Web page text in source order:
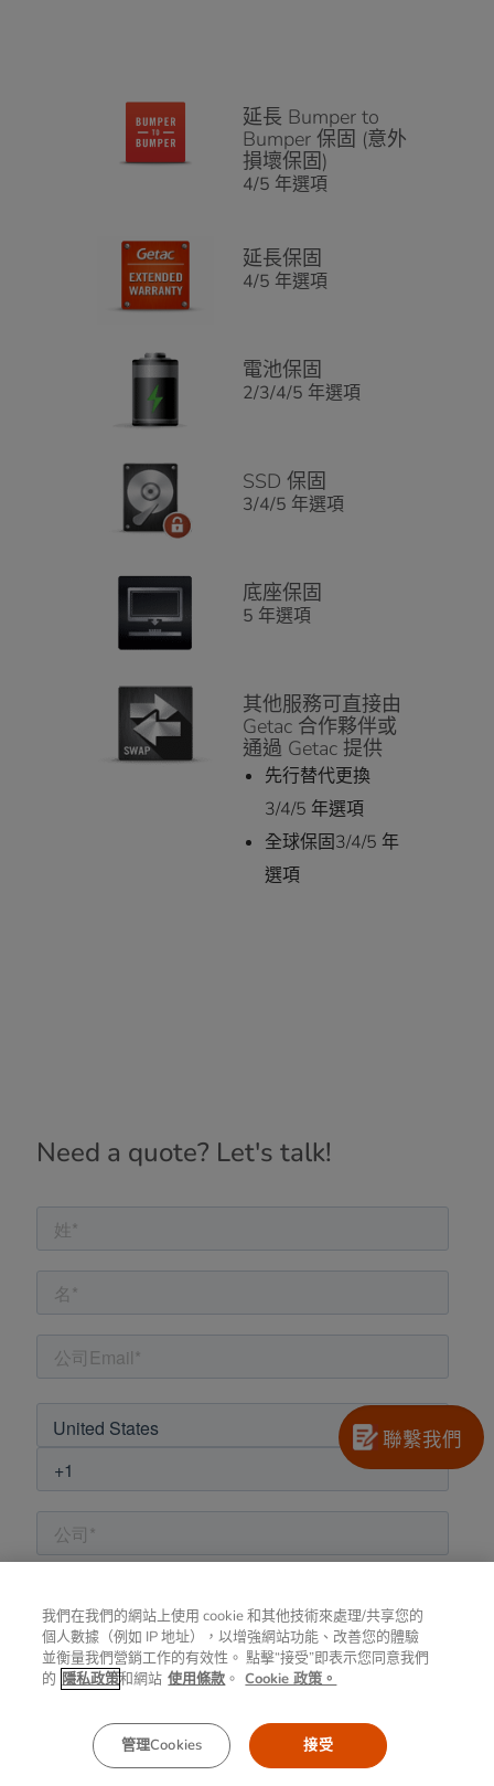
延長 Bumper to
Bumper 保固 (意外
損壞保固)
4/5 年選項
延長保固
4/5 年選項
電池保固
2/3/4/5 年選項
SSD 保固
3/4/5 年選項
底座保固
5 年選項
其他服務可直接由
Getac 合作夥伴或
通過 Getac 提供
先行替代更換
3/4/5 年選項
全球保固3/4/5 年
選項
Need a quote? Let's talk!
聯繫我們
我們在我們的網站上使用 cookie 和其他技術來處理/共享您的
個人數據（例如 IP 地址），以增強網站功能、改善您的體驗
並衡量我們營銷工作的有效性。 點擊“接受”即表示您同意我們
的 隱私政策和網站 使用條款 。 Cookie 政策。
管理Cookies 接受